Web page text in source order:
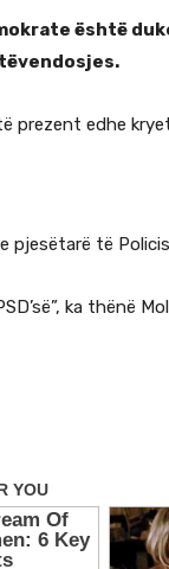
është
prezent edhe
pjesëtarë të
ka thënë